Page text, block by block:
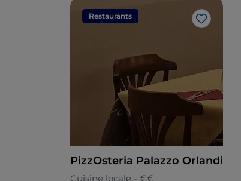
Restaurants
J’aime
PizzOsteria Palazzo Orlandi
Cuisine locale - €€